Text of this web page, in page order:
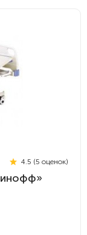
4.5 (5 оценок)